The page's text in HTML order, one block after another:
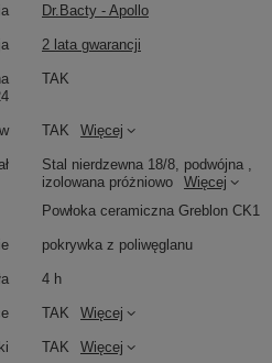
Dr.Bacty - Apollo
2 lata gwarancji
TAK
TAK Więcej
Stal nierdzewna 18/8, podwójna ,
izolowana próżniowo
Więcej
Powłoka ceramiczna Greblon CK1
pokrywka z poliwęglanu
4 h
TAK Więcej
TAK Więcej